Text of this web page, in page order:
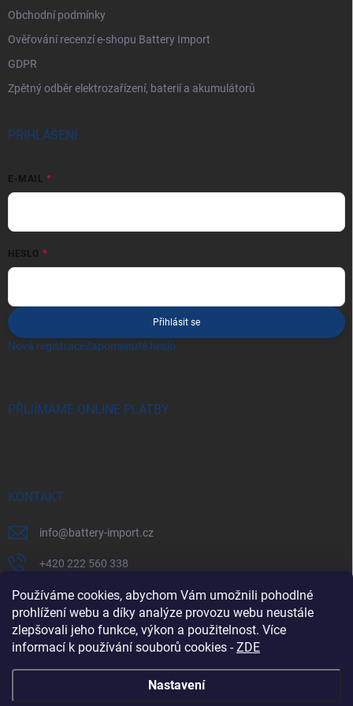
Používáme cookies, abychom Vám umožnili pohodlné
prohlížení webu a díky analýze provozu webu neustále
zlepšovali jeho funkce, výkon a použitelnost. Více
informací k používání souborů cookies -ZDE
Nastavení
Obchodní podmínky
Ověřování recenzí e-shopu Battery Import
GDPR
Zpětný odběr elektrozařízení, baterií a akumulátorů
PŘIHLÁŠENÍ
E-MAIL
HESLO
Přihlásit se
Nová registraceZapomenuté heslo
PŘIJÍMÁME ONLINE PLATBY
KONTAKT
info@battery-import.cz
+420 222 560 338
+420 774 969 705
Zboží.cz Heureka.cz Battery Import SK REKLAMACE